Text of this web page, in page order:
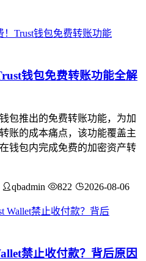
钱包免费转账功能全解
包推出的免费转账功能，为加
账的成本痛点，该功能覆盖主
钱包内完成免费的加密资产转
qbadmin 822 2026-08-06
禁止收付款？背后原因